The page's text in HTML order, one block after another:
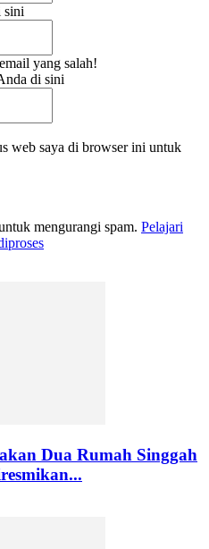
sini
yang salah!
di sini
web saya di browser ini untuk
mengurangi spam. Pelajari
Dua Rumah Singgah